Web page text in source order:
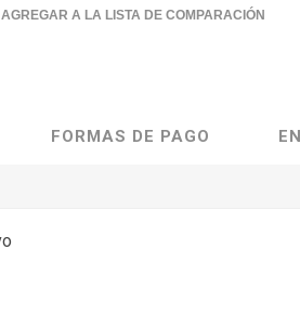
AGREGAR A LA LISTA DE COMPARACIÓN
FORMAS DE PAGO